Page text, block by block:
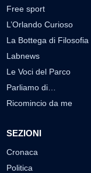
Free sport
L’Orlando Curioso
La Bottega di Filosofia
Labnews
Le Voci del Parco
Parliamo di…
Ricomincio da me
SEZIONI
Cronaca
Politica